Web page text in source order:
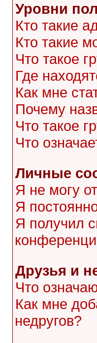
Уровни
Кто такие
Кто такие
Что такое
Где
Как мне
Почему
Что такое
Что
Личные
Я не могу
Я
Я получил
Друзья и
Что
Как мне
недругов?